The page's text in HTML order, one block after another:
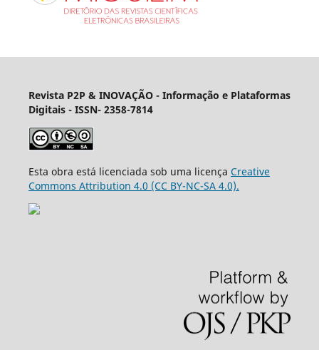
Revista P2P & INOVAÇÃO - Informação e Plataformas
Digitais - ISSN- 2358-7814
Esta obra está licenciada sob uma licença Creative
Commons Attribution 4.0 (CC BY-NC-SA 4.0).